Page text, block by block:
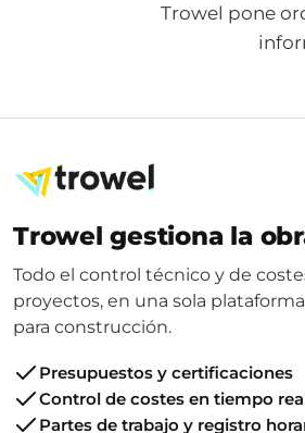
Trowel pone
Trowel gestiona la
Todo el control técnico y de
proyectos, en una sola
para construcción.
Presupuestos y certificaciones
Control de costes en tiempo
Partes de trabajo y registro